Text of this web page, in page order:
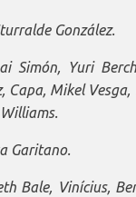
González.
Simón, Yuri
Capa, Mikel
Garitano.
Bale, Vinícius,